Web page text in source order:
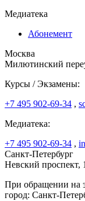
Медиатека
Абонемент
Москва
Милютинский
Курсы / Экзамены:
+7 495 902-69-34 ,
Медиатека:
+7 495 902-69-34 ,
Санкт-Петербург
Невский проспект,
При обращении на
город: Санкт-